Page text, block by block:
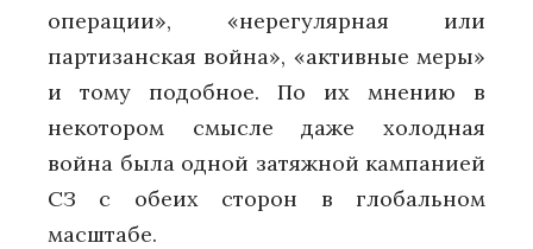
операции», «нерегулярная или
партизанская война», «активные меры»
и тому подобное. По их мнению в
некотором смысле даже холодная
война была одной затяжной кампанией
СЗ с обеих сторон в глобальном
масштабе.